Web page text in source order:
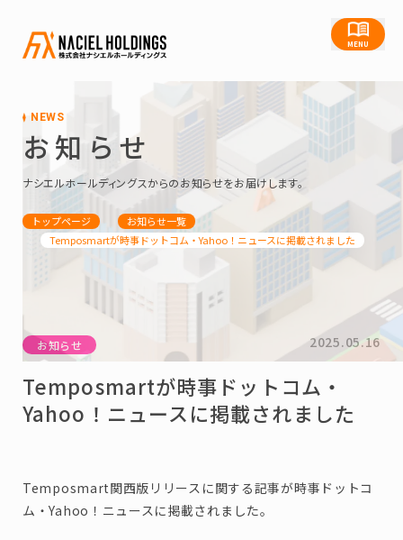
MENU
NEWS
お知らせ
ナシエルホールディングスからのお知らせをお届けします。
トップページ
お知らせ一覧
Temposmartが時事ドットコム・Yahoo！ニュースに掲載されました
お知らせ 2025.05.16
Temposmartが時事ドットコム・
Yahoo！ニュースに掲載されました
Temposmart関西版リリースに関する記事が時事ドットコ
ム・Yahoo！ニュースに掲載されました。